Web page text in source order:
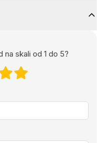
skali od 1 do 5?